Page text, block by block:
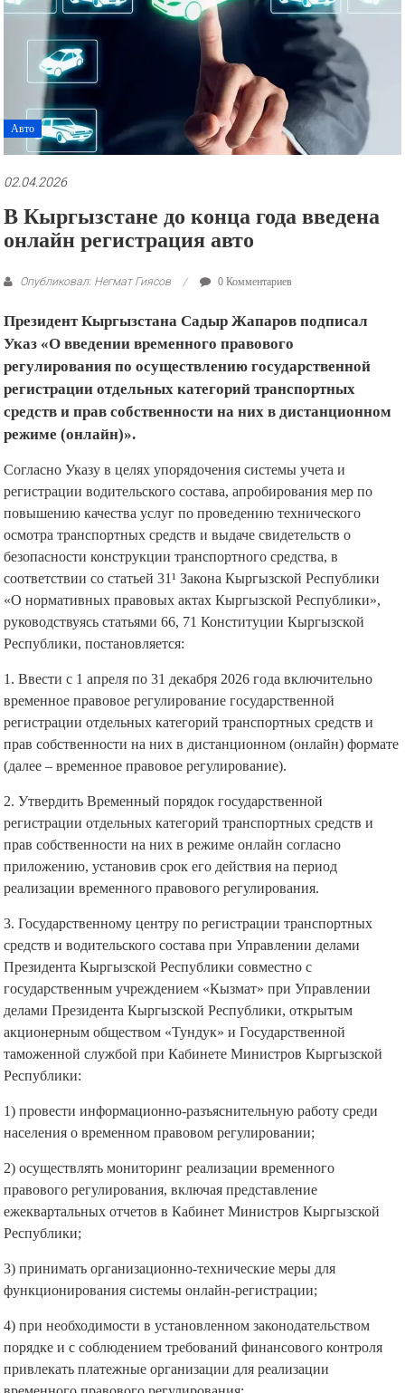
рекламные
ролики
презентации.
Авто
02.04.2026
В Кыргызстане до конца года введена
онлайн регистрация авто
Опубликовал: Негмат Гиясов 0 Комментариев
Президент Кыргызстана Садыр Жапаров подписал
Указ «О введении временного правового
регулирования по осуществлению государственной
регистрации отдельных категорий транспортных
средств и прав собственности на них в дистанционном
режиме (онлайн)».
Согласно Указу в целях упорядочения системы учета и
регистрации водительского состава, апробирования мер по
повышению качества услуг по проведению технического
осмотра транспортных средств и выдаче свидетельств о
безопасности конструкции транспортного средства, в
соответствии со статьей 31¹ Закона Кыргызской Республики
«О нормативных правовых актах Кыргызской Республики»,
руководствуясь статьями 66, 71 Конституции Кыргызской
Республики, постановляется:
1. Ввести с 1 апреля по 31 декабря 2026 года включительно
временное правовое регулирование государственной
регистрации отдельных категорий транспортных средств и
прав собственности на них в дистанционном (онлайн) формате
(далее – временное правовое регулирование).
2. Утвердить Временный порядок государственной
регистрации отдельных категорий транспортных средств и
прав собственности на них в режиме онлайн согласно
приложению, установив срок его действия на период
реализации временного правового регулирования.
3. Государственному центру по регистрации транспортных
средств и водительского состава при Управлении делами
Президента Кыргызской Республики совместно с
государственным учреждением «Кызмат» при Управлении
делами Президента Кыргызской Республики, открытым
акционерным обществом «Тундук» и Государственной
таможенной службой при Кабинете Министров Кыргызской
Республики:
1) провести информационно-разъяснительную работу среди
населения о временном правовом регулировании;
2) осуществлять мониторинг реализации временного
правового регулирования, включая представление
ежеквартальных отчетов в Кабинет Министров Кыргызской
Республики;
3) принимать организационно-технические меры для
функционирования системы онлайн-регистрации;
4) при необходимости в установленном законодательством
порядке и с соблюдением требований финансового контроля
привлекать платежные организации для реализации